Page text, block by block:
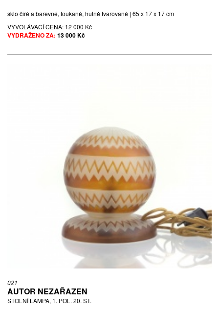
sklo čiré a barevné, foukané, hutně tvarované | 65 x 17 x 17 cm
VYVOLÁVACÍ CENA: 12 000 Kč
VYDRAŽENO ZA: 13 000 Kč
021
AUTOR NEZAŘAZEN
STOLNÍ LAMPA, 1. POL. 20. ST.